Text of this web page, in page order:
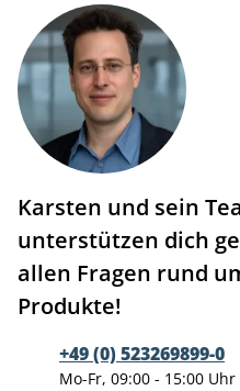
Karsten und sein
unterstützen dich
allen Fragen rund
Produkte!
+49 (0) 523269899-0
Mo-Fr, 09:00 - 15:00 Uhr